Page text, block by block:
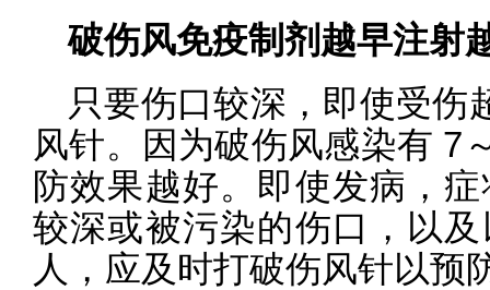
破伤风免疫制剂越早注射
只要伤口较深，即使受伤
风针。因为破伤风感染有 7
防效果越好。即使发病，
较深或被污染的伤口，以
人，应及时打破伤风针以预